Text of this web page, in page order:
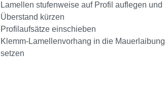
Lamellen stufenweise auf Profil auflegen und
Überstand kürzen
Profilaufsätze einschieben
Klemm-Lamellenvorhang in die Mauerlaibung
setzen